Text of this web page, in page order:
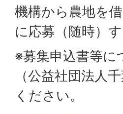
機構から農地を
に応募（随時）
※募集申込書等に
（公益社団法人
ください。